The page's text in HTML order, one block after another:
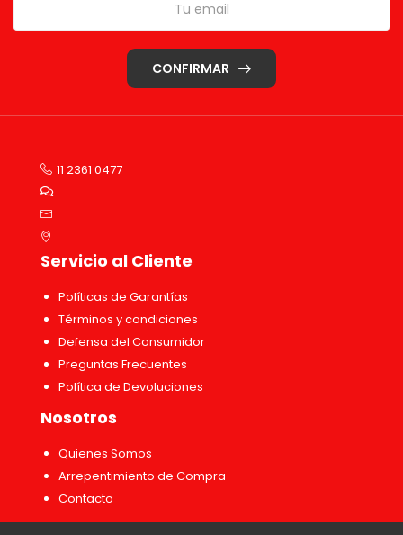
CONFIRMAR
11 2361 0477
Servicio al Cliente
Políticas de Garantías
Términos y condiciones
Defensa del Consumidor
Preguntas Frecuentes
Política de Devoluciones
Nosotros
Quienes Somos
Arrepentimiento de Compra
Contacto